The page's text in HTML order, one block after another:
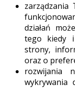
zarządzania
działań
tego kiedy i
strony,
oraz o
rozwijania
wykrywania